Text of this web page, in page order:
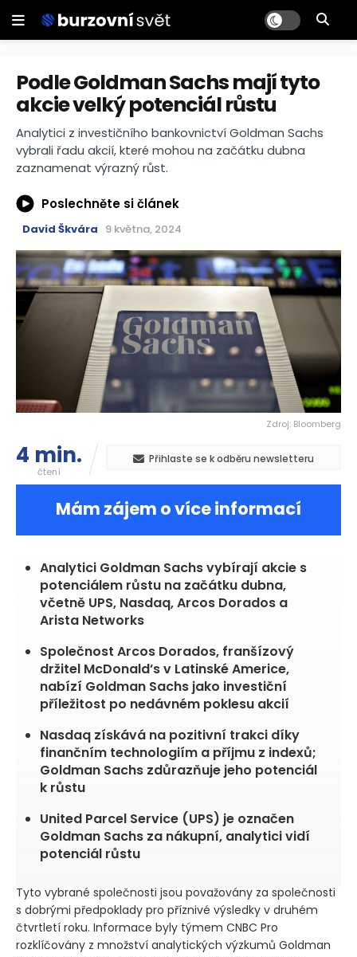
Podle Goldman Sachs mají tyto
akcie velký potenciál růstu
Analytici z investičního bankovnictví Goldman Sachs
vybrali řadu akcií, které mohou na začátku dubna
zaznamenat výrazný růst.
Poslechněte si článek
David Škvára 9 května, 2024
Zdroj: Bloomberg
4 min.
čtení
Přihlaste se k odběru newsletteru
Mám zájem o více informací
Analytici Goldman Sachs vybírají akcie s
potenciálem růstu na začátku dubna,
včetně UPS, Nasdaq, Arcos Dorados a
Arista Networks
Společnost Arcos Dorados, franšízový
držitel McDonald’s v Latinské Americe,
nabízí Goldman Sachs jako investiční
příležitost po nedávném poklesu akcií
Nasdaq získává na pozitivní trakci díky
finančním technologiím a příjmu z indexů;
Goldman Sachs zdůrazňuje jeho potenciál
k růstu
United Parcel Service (UPS) je označen
Goldman Sachs za nákupní, analytici vidí
potenciál růstu
Tyto vybrané společnosti jsou považovány za společnosti
s dobrými předpoklady pro příznivé výsledky v druhém
čtvrtletí roku. Informace byly týmem CNBC Pro
rozklíčovány z množství analytických výzkumů Goldman